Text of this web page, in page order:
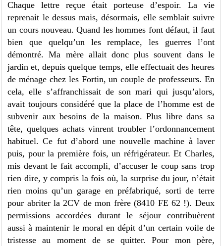
Chaque lettre reçue était porteuse d’espoir. La vie
reprenait le dessus mais, désormais, elle semblait suivre
un cours nouveau. Quand les hommes font défaut, il faut
bien que quelqu’un les remplace, les guerres l’ont
démontré. Ma mère allait donc plus souvent dans le
jardin et, depuis quelque temps, elle effectuait des heures
de ménage chez les Fortin, un couple de professeurs. En
cela, elle s’affranchissait de son mari qui jusqu’alors,
avait toujours considéré que la place de l’homme est de
subvenir aux besoins de la maison. Plus libre dans sa
tête, quelques achats vinrent troubler l’ordonnancement
habituel. Ce fut d’abord une nouvelle machine à laver
puis, pour la première fois, un réfrigérateur. Et Charles,
mis devant le fait accompli, d’accuser le coup sans trop
rien dire, y compris la fois où, la surprise du jour, n’était
rien moins qu’un garage en préfabriqué, sorti de terre
pour abriter la 2CV de mon frère (8410 FE 62 !). Deux
permissions accordées durant le séjour contribuèrent
aussi à maintenir le moral en dépit d’un certain voile de
tristesse au moment de se quitter. Pour mon père,